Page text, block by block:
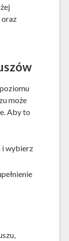
oraz
może
Aby to
i wybierz